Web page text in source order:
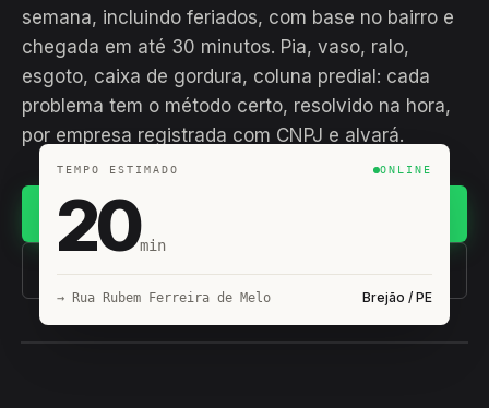
semana, incluindo feriados, com base no bairro e
chegada em até 30 minutos. Pia, vaso, ralo,
esgoto, caixa de gordura, coluna predial: cada
problema tem o método certo, resolvido na hora,
por empresa registrada com CNPJ e alvará.
(11) 93407-8838
TEMPO ESTIMADO ONLINE
20min
→ Rua Rubem Ferreira de Melo Brejão / PE